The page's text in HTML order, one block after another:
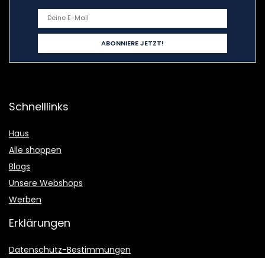
Schnelllinks
Haus
Alle shoppen
Blogs
Unsere Webshops
Werben
Erklärungen
Datenschutz-Bestimmungen